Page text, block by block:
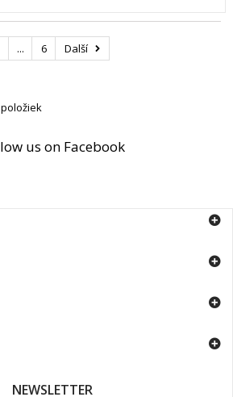
... 6 Další
us on Facebook
NEWSLETTER